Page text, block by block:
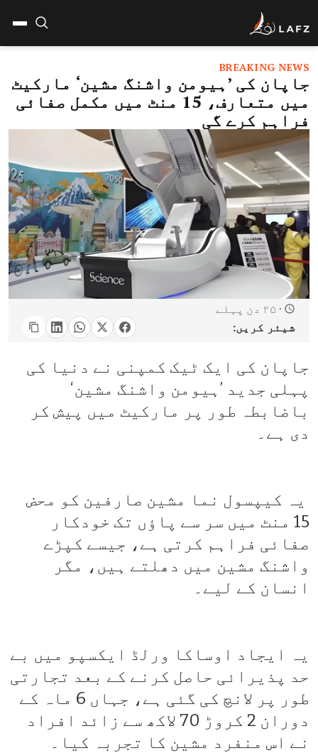
BREAKING NEWS
جاپان کی ’ہیومن واشنگ مشین‘ مارکیٹ
میں متعارف، 15 منٹ میں مکمل صفائی
فراہم کرے گی
۲۵۰ دن پہلے
شیئر کریں:
جاپان کی ایک ٹیک کمپنی نے دنیا کی
پہلی جدید ’ہیومن واشنگ مشین‘
باضابطہ طور پر مارکیٹ میں پیش کر
دی ہے۔
یہ کیپسول نما مشین صارفین کو محض
15 منٹ میں سر سے پاؤں تک خودکار
صفائی فراہم کرتی ہے، جیسے کپڑے
واشنگ مشین میں دھلتے ہیں، مگر
انسان کے لیے۔
یہ ایجاد اوساکا ورلڈ ایکسپو میں بے
حد پذیرائی حاصل کرنے کے بعد تجارتی
طور پر لانچ کی گئی ہے، جہاں 6 ماہ کے
دوران 2 کروڑ 70 لاکھ سے زائد افراد
نے اس منفرد مشین کا تجربہ کیا۔